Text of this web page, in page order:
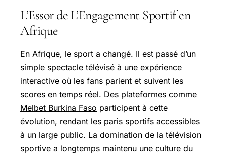
L’Essor de L’Engagement Sportif en
Afrique
En Afrique, le sport a changé. Il est passé d’un
simple spectacle télévisé à une expérience
interactive où les fans parient et suivent les
scores en temps réel. Des plateformes comme
Melbet Burkina Faso participent à cette
évolution, rendant les paris sportifs accessibles
à un large public. La domination de la télévision
sportive a longtemps maintenu une culture du